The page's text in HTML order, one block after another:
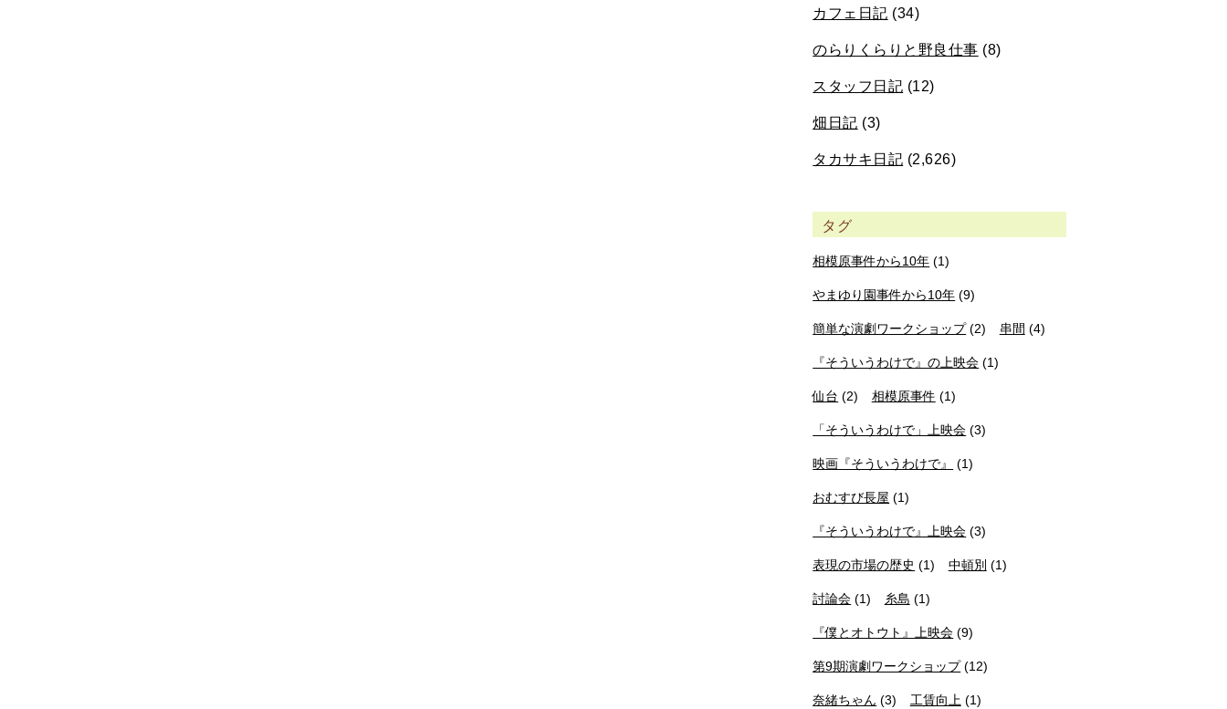
カフェ日記 (34)
のらりくらりと野良仕事 (8)
スタッフ日記 (12)
畑日記 (3)
タカサキ日記 (2,626)
タグ
相模原事件から10年 (1)
やまゆり園事件から10年 (9)
簡単な演劇ワークショップ(2) 串間 (4)
『そういうわけで』の上映会 (1)
仙台 (2) 相模原事件 (1)
「そういうわけで」上映会 (3)
映画『そういうわけで』 (1)
おむすび長屋 (1)
『そういうわけで』上映会 (3)
表現の市場の歴史 (1) 中頓別 (1)
討論会 (1) 糸島 (1)
『僕とオトウト』上映会 (9)
第9期演劇ワークショップ(12)
奈緒ちゃん (3) 工賃向上(1)